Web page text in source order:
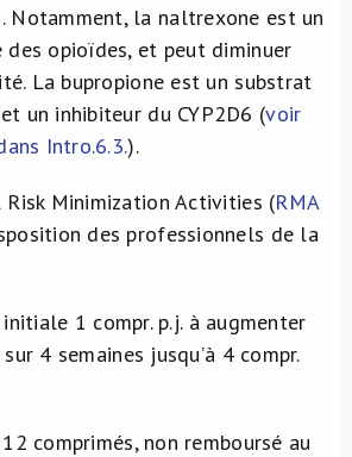
Notamment, la naltrexone est un
des opioïdes, et peut diminuer
La bupropione est un substrat
un inhibiteur du CYP2D6 (voir
Intro.6.3.).
Risk Minimization Activities (RMA
des professionnels de la
1 compr. p.j. à augmenter
4 semaines jusqu’à 4 compr.
comprimés, non remboursé au